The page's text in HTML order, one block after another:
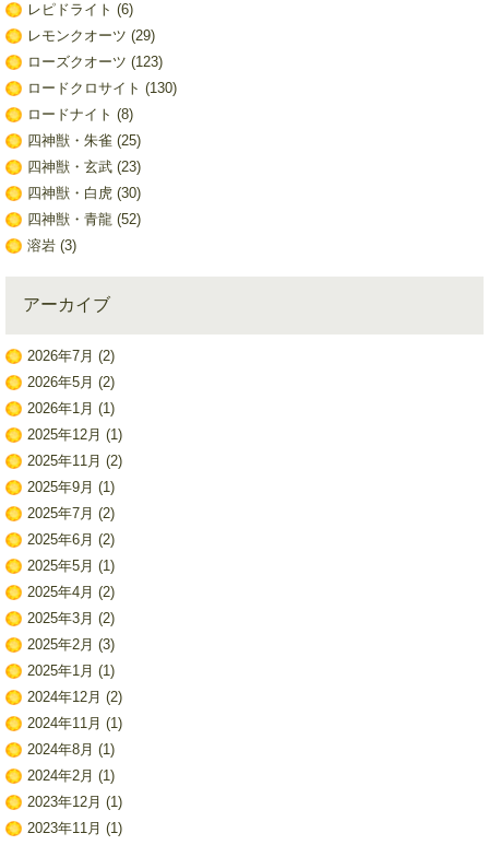
レピドライト (6)
レモンクオーツ (29)
ローズクオーツ (123)
ロードクロサイト (130)
ロードナイト (8)
四神獣・朱雀 (25)
四神獣・玄武(23)
四神獣・白虎(30)
四神獣・青龍(52)
溶岩(3)
アーカイブ
2026年7月 (2)
2026年5月 (2)
2026年1月 (1)
2025年12月 (1)
2025年11月 (2)
2025年9月 (1)
2025年7月 (2)
2025年6月 (2)
2025年5月 (1)
2025年4月 (2)
2025年3月 (2)
2025年2月 (3)
2025年1月 (1)
2024年12月 (2)
2024年11月 (1)
2024年8月 (1)
2024年2月 (1)
2023年12月 (1)
2023年11月 (1)